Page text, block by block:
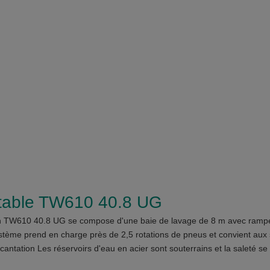
TW610 40.8 UG
TW610 40.8 UG se compose d'une baie de lavage de 8 m avec
prend en charge près de 2,5 rotations de pneus et convient aux
Les réservoirs d'eau en acier sont souterrains et la saleté